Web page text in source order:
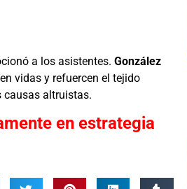
a los asistentes. González
vidas y refuercen el tejido
causas altruistas.
en estrategia